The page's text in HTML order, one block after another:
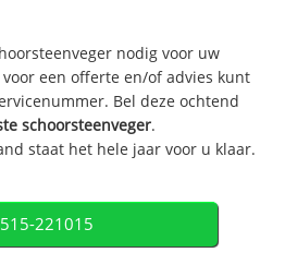
nodig voor uw
voor een offerte en/of advies kunt
Bel deze ochtend
schoorsteenveger.
staat het hele jaar voor u klaar.
221015